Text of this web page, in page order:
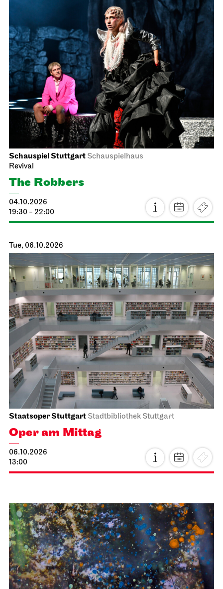
Schauspiel Stuttgart Schauspielhaus
Revival
The Robbers
04.10.2026
19:30 - 22:00
Tue, 06.10.2026
Staatsoper Stuttgart Stadtbibliothek Stuttgart
Oper am Mittag
06.10.2026
13:00